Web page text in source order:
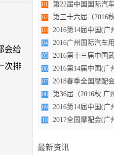
会给
次排
01 第22届中国国际汽
02 第三十六届（2016
03 2016第14届中国(广
04 2016广州国际汽车
05 2016第十三届中国
06 2016第14届中国(广
07 2018春季全国摩配
08 第36届（2016秋.广
09 2016第14届中国(广
10 2017全国摩配会(广
最新资讯